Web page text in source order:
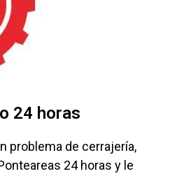
24 horas
problema de cerrajería,
24 horas y le